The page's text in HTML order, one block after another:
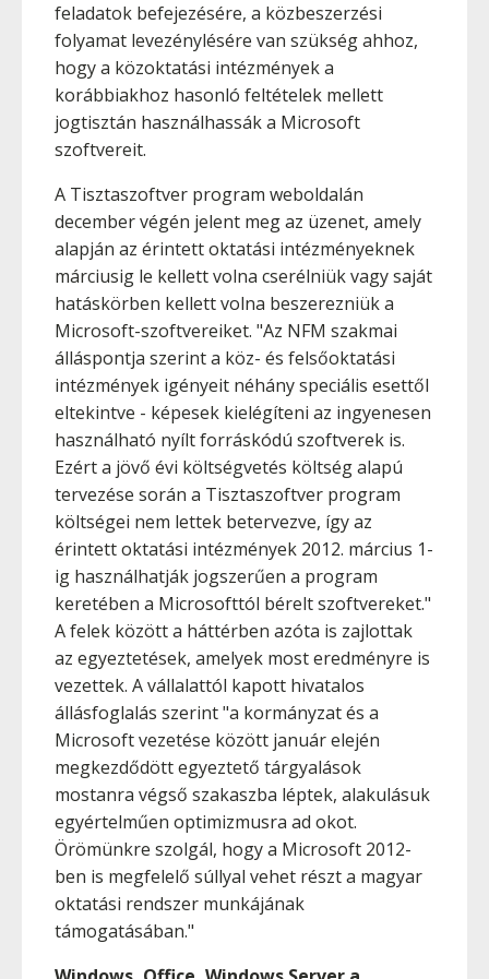
feladatok befejezésére, a közbeszerzési
folyamat levezénylésére van szükség ahhoz,
hogy a közoktatási intézmények a
korábbiakhoz hasonló feltételek mellett
jogtisztán használhassák a Microsoft
szoftvereit.
A Tisztaszoftver program weboldalán
december végén jelent meg az üzenet, amely
alapján az érintett oktatási intézményeknek
márciusig le kellett volna cserélniük vagy saját
hatáskörben kellett volna beszerezniük a
Microsoft-szoftvereiket. "Az NFM szakmai
álláspontja szerint a köz- és felsőoktatási
intézmények igényeit néhány speciális esettől
eltekintve - képesek kielégíteni az ingyenesen
használható nyílt forráskódú szoftverek is.
Ezért a jövő évi költségvetés költség alapú
tervezése során a Tisztaszoftver program
költségei nem lettek betervezve, így az
érintett oktatási intézmények 2012. március 1-
ig használhatják jogszerűen a program
keretében a Microsofttól bérelt szoftvereket."
A felek között a háttérben azóta is zajlottak
az egyeztetések, amelyek most eredményre is
vezettek. A vállalattól kapott hivatalos
állásfoglalás szerint "a kormányzat és a
Microsoft vezetése között január elején
megkezdődött egyeztető tárgyalások
mostanra végső szakaszba léptek, alakulásuk
egyértelműen optimizmusra ad okot.
Örömünkre szolgál, hogy a Microsoft 2012-
ben is megfelelő súllyal vehet részt a magyar
oktatási rendszer munkájának
támogatásában."